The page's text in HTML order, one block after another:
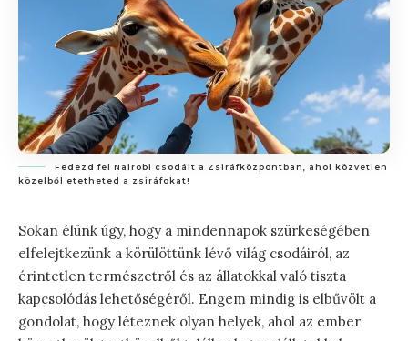
Fedezd fel Nairobi csodáit a Zsiráfközpontban, ahol közvetlen
közelből etetheted a zsiráfokat!
Sokan élünk úgy, hogy a mindennapok szürkeségében
elfelejtkezünk a körülöttünk lévő világ csodáiról, az
érintetlen természetről és az állatokkal való tiszta
kapcsolódás lehetőségéről. Engem mindig is elbűvölt a
gondolat, hogy léteznek olyan helyek, ahol az ember